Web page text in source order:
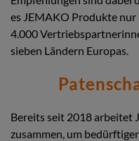
es JEMAKO Produkte nur
4.000
sieben Ländern Europas.
Bereits seit 2018 arbeitet
zusammen, um